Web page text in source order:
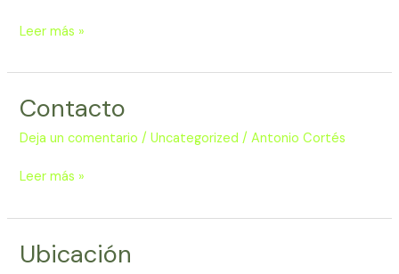
Leer más »
Contacto
Deja un comentario /Uncategorized /Antonio Cortés
Contacto
Leer más »
Ubicación
Ubicación